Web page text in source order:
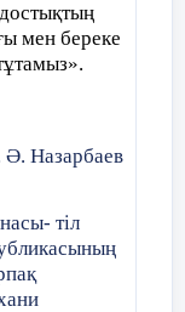
мен береке
Назарбаев
тіл